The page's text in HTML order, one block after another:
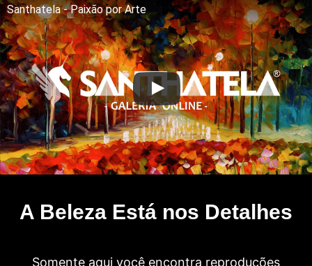
Santhatela - Paixão por Arte
A Beleza Está nos Detalhes
Somente aqui você encontra reproduções